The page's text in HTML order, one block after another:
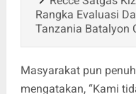
Rangka Evaluasi
Tanzania Batalyon
Masyarakat pun
mengatakan, “Kami